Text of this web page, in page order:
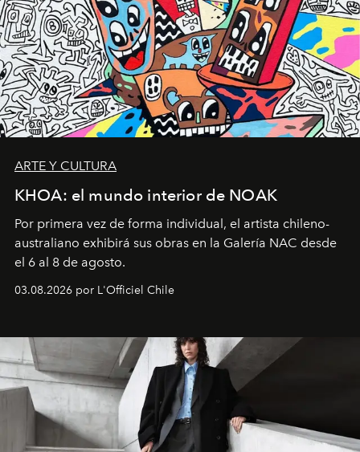
ARTE Y CULTURA
KHOA: el mundo interior de NOAK
Por primera vez de forma individual, el artista chileno-
australiano exhibirá sus obras en la Galería NAC desde
el 6 al 8 de agosto.
03.08.2026 por L'Officiel Chile